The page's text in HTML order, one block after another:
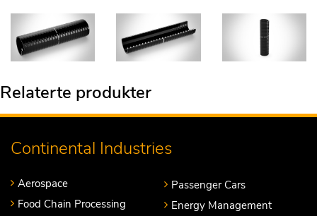
Relaterte produkter
Continental Industries
Aerospace
Food Chain Processing
Passenger Cars
Energy Management